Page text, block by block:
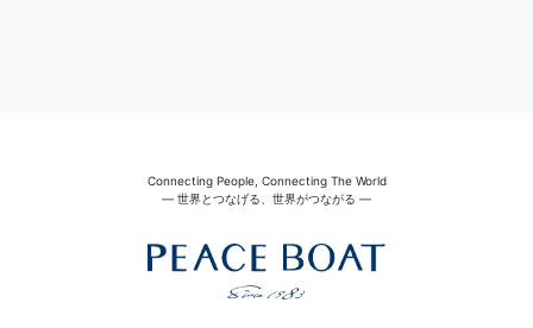
Connecting People, Connecting The World
― 世界とつなげる、世界がつながる ―